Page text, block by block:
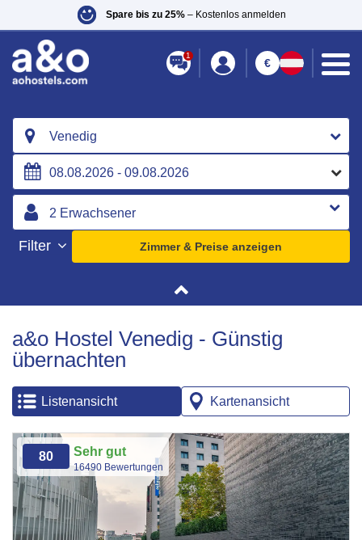
Spare bis zu 25%– Kostenlos anmelden
1
€
Venedig
Filter Zimmer & Preise anzeigen
a&o Hostel Venedig - Günstig
übernachten
Listenansicht Kartenansicht
80 Sehr gut
16490 Bewertungen